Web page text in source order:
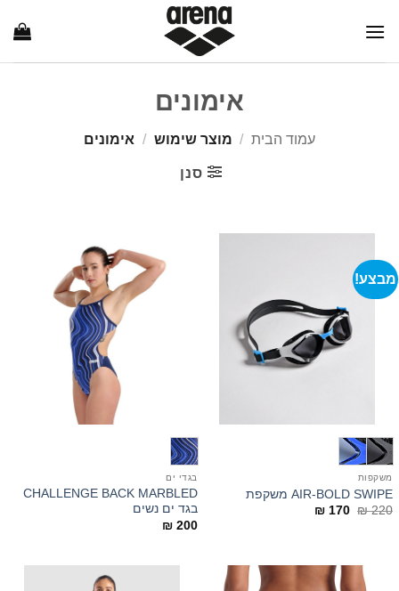
אימונים
עמוד הבית / מוצר שימוש / אימונים
סנן
מבצע!
משקפות
AIR-BOLD SWIPE משקפת
₪220
המחיר
₪170
בגדי ים
CHALLENGE BACK MARBLED
בגד ים נשים
₪ 200